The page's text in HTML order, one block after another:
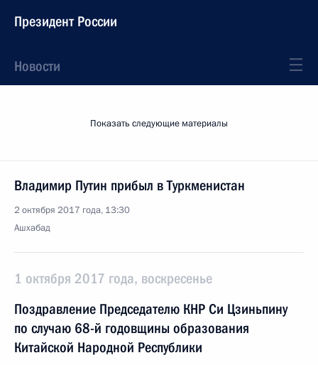
Президент России
Новости
Показать следующие материалы
Владимир Путин прибыл в Туркменистан
2 октября 2017 года, 13:30
Ашхабад
1 октября 2017 года, воскресенье
Поздравление Председателю КНР Си Цзиньпину
по случаю 68-й годовщины образования
Китайской Народной Республики